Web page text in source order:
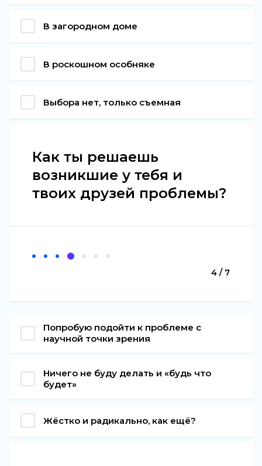
В загородном доме
В роскошном особняке
Выбора нет, только съемная
Как ты решаешь
возникшие у тебя и
твоих друзей проблемы?
4 / 7
Попробую подойти к проблеме с
научной точки зрения
Ничего не буду делать и «будь что
будет»
Жёстко и радикально, как ещё?